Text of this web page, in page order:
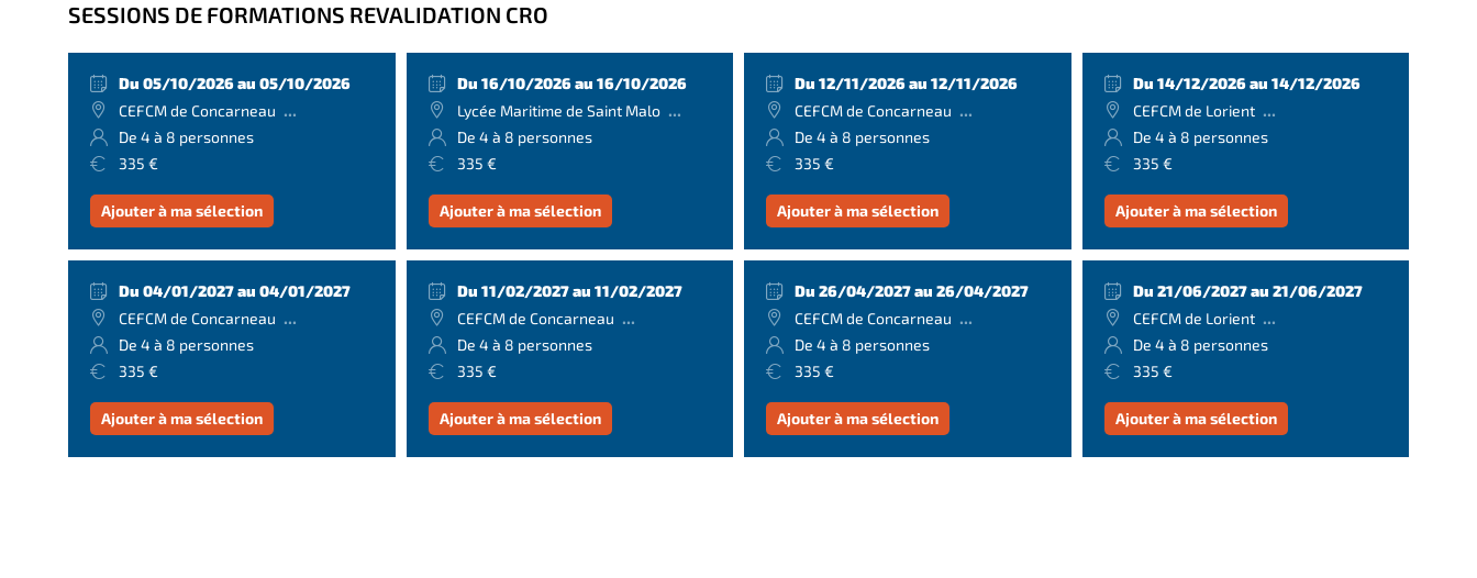
SESSIONS DE FORMATIONS REVALIDATION CRO
Du 05/10/2026 au 05/10/2026
CEFCM de Concarneau ...
De 4 à 8 personnes
335 €
Ajouter à ma sélection
Du 16/10/2026 au 16/10/2026
Lycée Maritime de Saint Malo ...
De 4 à 8 personnes
335 €
Ajouter à ma sélection
Du 12/11/2026 au 12/11/2026
CEFCM de Concarneau ...
De 4 à 8 personnes
335 €
Ajouter à ma sélection
Du 14/12/2026 au 14/12/2026
CEFCM de Lorient ...
De 4 à 8 personnes
335 €
Ajouter à ma sélection
Du 04/01/2027 au 04/01/2027
CEFCM de Concarneau ...
De 4 à 8 personnes
335 €
Ajouter à ma sélection
Du 11/02/2027 au 11/02/2027
CEFCM de Concarneau ...
De 4 à 8 personnes
335 €
Ajouter à ma sélection
Du 26/04/2027 au 26/04/2027
CEFCM de Concarneau ...
De 4 à 8 personnes
335 €
Ajouter à ma sélection
Du 21/06/2027 au 21/06/2027
CEFCM de Lorient ...
De 4 à 8 personnes
335 €
Ajouter à ma sélection